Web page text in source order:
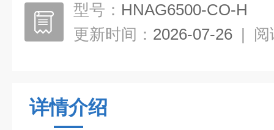
型号： HNAG6500-CO-H
更新时间： 2026-07-26 | 阅
详情介绍